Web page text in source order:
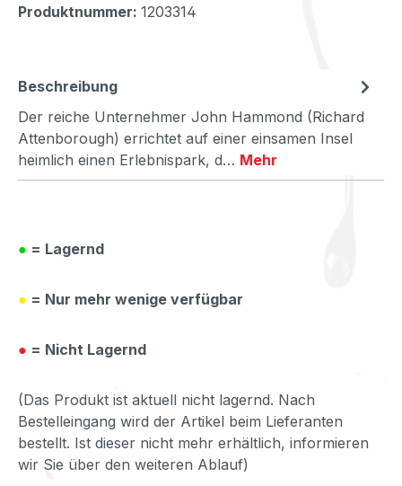
Produktnummer: 1203314
Beschreibung
Der reiche Unternehmer John Hammond (Richard
Attenborough) errichtet auf einer einsamen Insel
heimlich einen Erlebnispark, d… Mehr
● = Lagernd
● = Nur mehr wenige verfügbar
● = Nicht Lagernd
(Das Produkt ist aktuell nicht lagernd. Nach
Bestelleingang wird der Artikel beim Lieferanten
bestellt. Ist dieser nicht mehr erhältlich, informieren
wir Sie über den weiteren Ablauf)